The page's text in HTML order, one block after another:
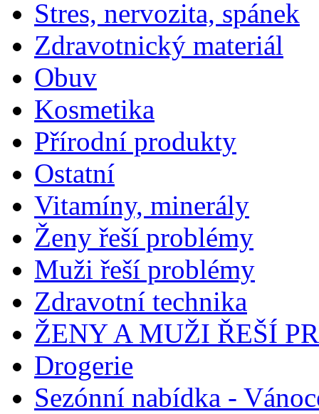
Stres, nervozita, spánek
Zdravotnický materiál
Obuv
Kosmetika
Přírodní produkty
Ostatní
Vitamíny, minerály
Ženy řeší problémy
Muži řeší problémy
Zdravotní technika
ŽENY A MUŽI ŘEŠÍ
Drogerie
Sezónní nabídka -